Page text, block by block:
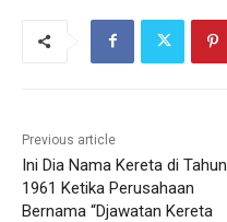
Previous article
Ini Dia Nama Kereta di Tahun
1961 Ketika Perusahaan
Bernama “Djawatan Kereta